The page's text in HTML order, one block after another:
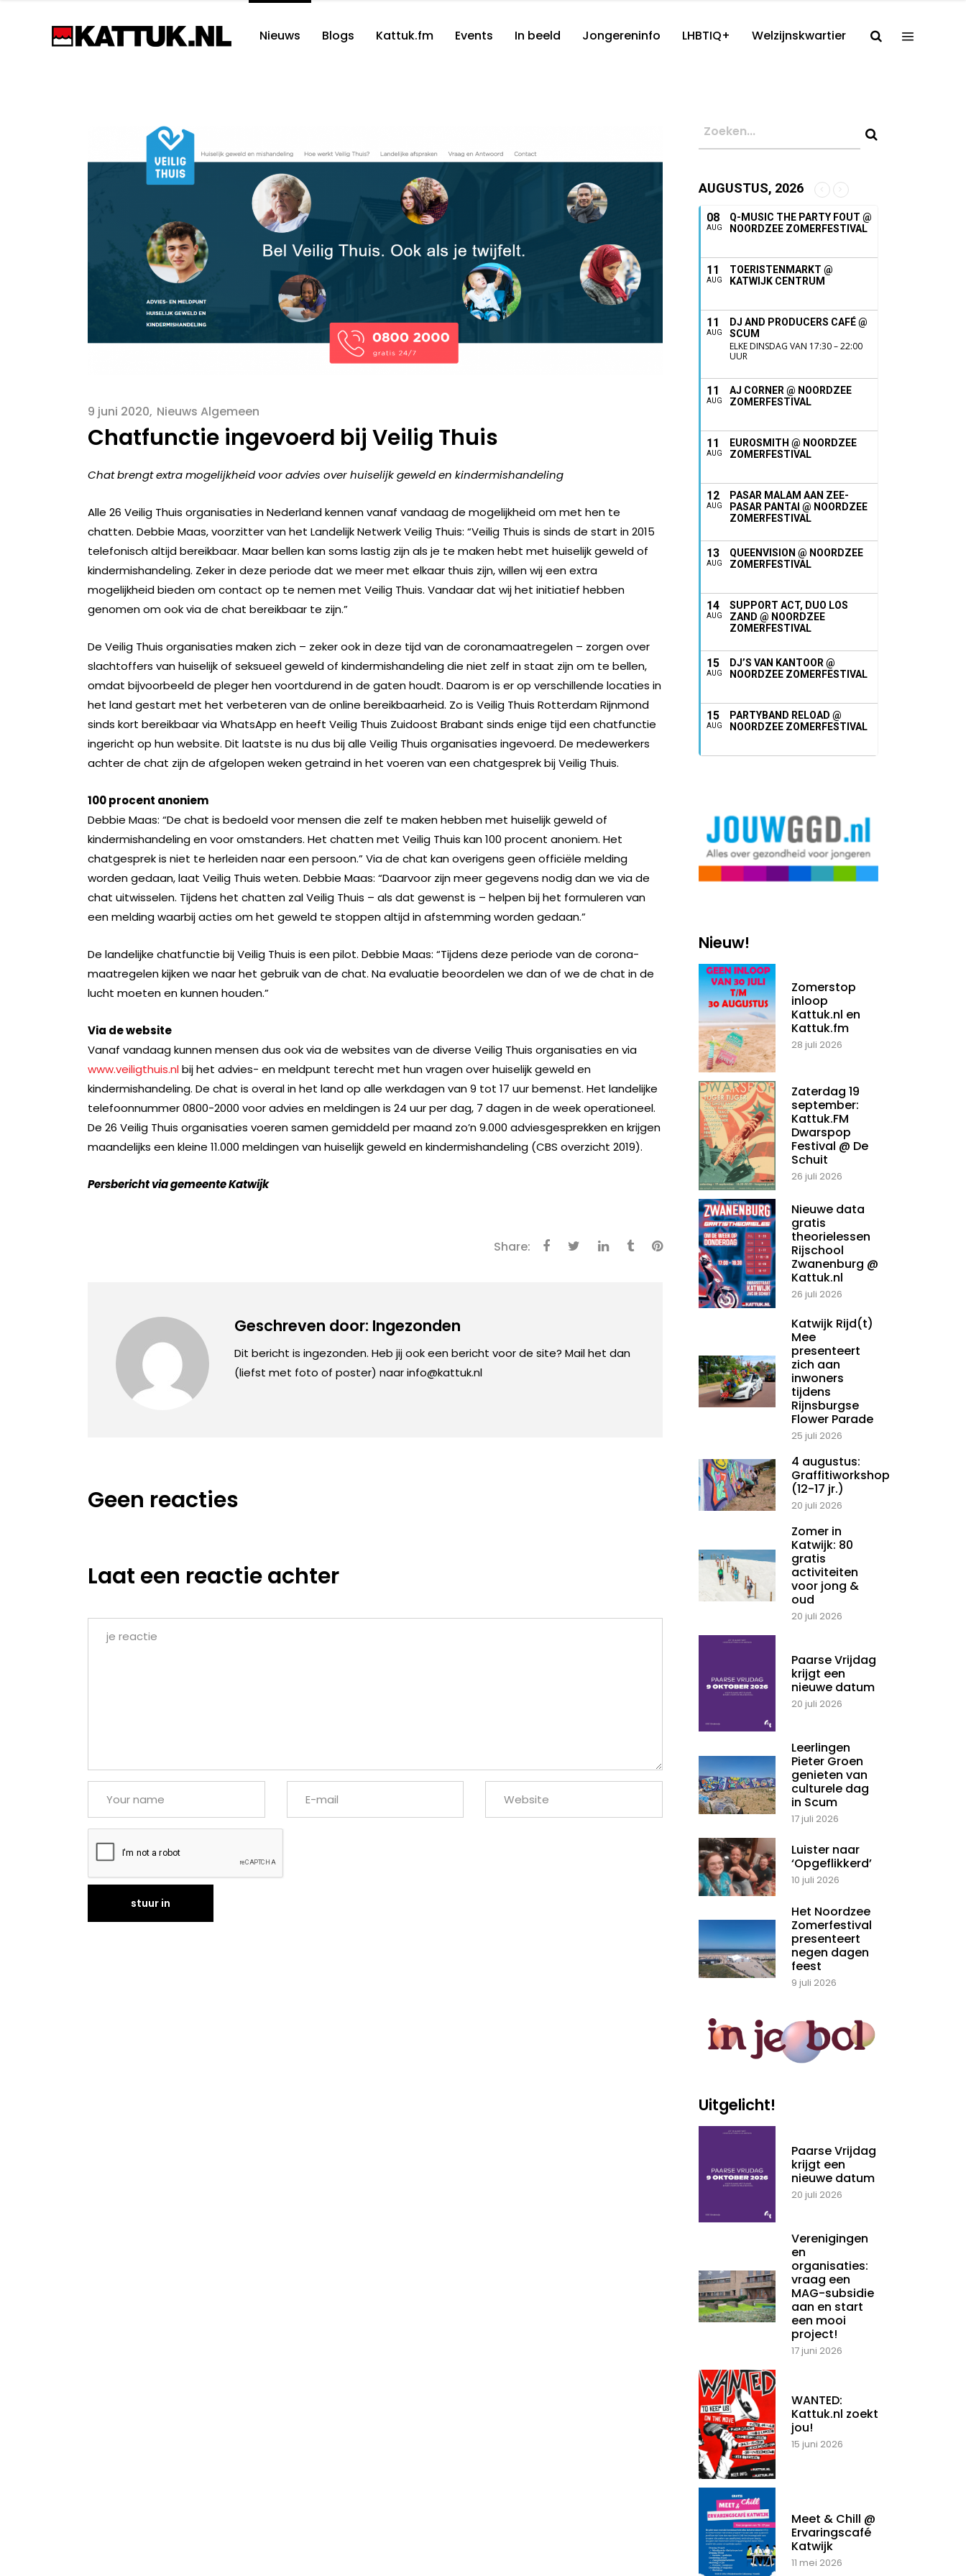
Nieuws Blogs Kattuk.fm Events In beeld Jongereninfo LHBTIQ+ Welzijnskwartier
9 juni 2020 Nieuws Algemeen
Chatfunctie ingevoerd bij Veilig Thuis
Chat brengt extra mogelijkheid voor advies over huiselijk geweld en kindermishandeling
Alle 26 Veilig Thuis organisaties in Nederland kennen vanaf vandaag de mogelijkheid om met hen te
chatten. Debbie Maas, voorzitter van het Landelijk Netwerk Veilig Thuis: “Veilig Thuis is sinds de start in 2015
telefonisch altijd bereikbaar. Maar bellen kan soms lastig zijn als je te maken hebt met huiselijk geweld of
kindermishandeling. Zeker in deze periode dat we meer met elkaar thuis zijn, willen wij een extra
mogelijkheid bieden om contact op te nemen met Veilig Thuis. Vandaar dat wij het initiatief hebben
genomen om ook via de chat bereikbaar te zijn.”
De Veilig Thuis organisaties maken zich – zeker ook in deze tijd van de coronamaatregelen – zorgen over
slachtoffers van huiselijk of seksueel geweld of kindermishandeling die niet zelf in staat zijn om te bellen,
omdat bijvoorbeeld de pleger hen voortdurend in de gaten houdt. Daarom is er op verschillende locaties in
het land gestart met het verbeteren van de online bereikbaarheid. Zo is Veilig Thuis Rotterdam Rijnmond
sinds kort bereikbaar via WhatsApp en heeft Veilig Thuis Zuidoost Brabant sinds enige tijd een chatfunctie
ingericht op hun website. Dit laatste is nu dus bij alle Veilig Thuis organisaties ingevoerd. De medewerkers
achter de chat zijn de afgelopen weken getraind in het voeren van een chatgesprek bij Veilig Thuis.
100 procent anoniem
Debbie Maas: “De chat is bedoeld voor mensen die zelf te maken hebben met huiselijk geweld of
kindermishandeling en voor omstanders. Het chatten met Veilig Thuis kan 100 procent anoniem. Het
chatgesprek is niet te herleiden naar een persoon.” Via de chat kan overigens geen officiële melding
worden gedaan, laat Veilig Thuis weten. Debbie Maas: “Daarvoor zijn meer gegevens nodig dan we via de
chat uitwisselen. Tijdens het chatten zal Veilig Thuis – als dat gewenst is – helpen bij het formuleren van
een melding waarbij acties om het geweld te stoppen altijd in afstemming worden gedaan.”
De landelijke chatfunctie bij Veilig Thuis is een pilot. Debbie Maas: “Tijdens deze periode van de corona-
maatregelen kijken we naar het gebruik van de chat. Na evaluatie beoordelen we dan of we de chat in de
lucht moeten en kunnen houden.”
Via de website
Vanaf vandaag kunnen mensen dus ook via de websites van de diverse Veilig Thuis organisaties en via
www.veiligthuis.nlbij het advies- en meldpunt terecht met hun vragen over huiselijk geweld en
kindermishandeling. De chat is overal in het land op alle werkdagen van 9 tot 17 uur bemenst. Het landelijke
telefoonnummer 0800-2000 voor advies en meldingen is 24 uur per dag, 7 dagen in de week operationeel.
De 26 Veilig Thuis organisaties voeren samen gemiddeld per maand zo’n 9.000 adviesgesprekken en krijgen
maandelijks een kleine 11.000 meldingen van huiselijk geweld en kindermishandeling (CBS overzicht 2019).
Persbericht via gemeente Katwijk
Share:
Geschreven door: Ingezonden
Dit bericht is ingezonden. Heb jij ook een bericht voor de site? Mail het dan
(liefst met foto of poster) naar info@kattuk.nl
Geen reacties
Laat een reactie achter
AUGUSTUS, 2026
08
AUG
Q-MUSIC THE PARTY FOUT @
NOORDZEE ZOMERFESTIVAL
11
AUG
TOERISTENMARKT @
KATWIJK CENTRUM
11
AUG
DJ AND PRODUCERS CAFÉ @
SCUM
ELKE DINSDAG VAN 17:30 – 22:00
UUR
11
AUG
AJ CORNER @ NOORDZEE
ZOMERFESTIVAL
11
AUG
EUROSMITH @ NOORDZEE
ZOMERFESTIVAL
12
AUG
PASAR MALAM AAN ZEE-
PASAR PANTAI @ NOORDZEE
ZOMERFESTIVAL
13
AUG
QUEENVISION @ NOORDZEE
ZOMERFESTIVAL
14
AUG
SUPPORT ACT, DUO LOS
ZAND @ NOORDZEE
ZOMERFESTIVAL
15
AUG
DJ’S VAN KANTOOR @
NOORDZEE ZOMERFESTIVAL
15
AUG
PARTYBAND RELOAD @
NOORDZEE ZOMERFESTIVAL
Nieuw!
Zomerstop
inloop
Kattuk.nl en
Kattuk.fm
28 juli 2026
Zaterdag 19
september:
Kattuk.FM
Dwarspop
Festival @ De
Schuit
26 juli 2026
Nieuwe data
gratis
theorielessen
Rijschool
Zwanenburg @
Kattuk.nl
26 juli 2026
Katwijk Rijd(t)
Mee
presenteert
zich aan
inwoners
tijdens
Rijnsburgse
Flower Parade
25 juli 2026
4 augustus:
Graffitiworkshop
(12-17 jr.)
20 juli 2026
Zomer in
Katwijk: 80
gratis
activiteiten
voor jong &
oud
20 juli 2026
Paarse Vrijdag
krijgt een
nieuwe datum
20 juli 2026
Leerlingen
Pieter Groen
genieten van
culturele dag
in Scum
17 juli 2026
Luister naar
‘Opgeflikkerd’
10 juli 2026
Het Noordzee
Zomerfestival
presenteert
negen dagen
feest
9 juli 2026
Uitgelicht!
Paarse Vrijdag
krijgt een
nieuwe datum
20 juli 2026
Verenigingen
en
organisaties:
vraag een
MAG-subsidie
aan en start
een mooi
project!
17 juni 2026
WANTED:
Kattuk.nl zoekt
jou!
15 juni 2026
Meet & Chill @
Ervaringscafé
Katwijk
11 mei 2026